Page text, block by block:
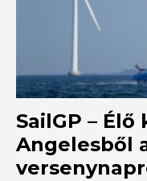
SailGP –
Angelesből